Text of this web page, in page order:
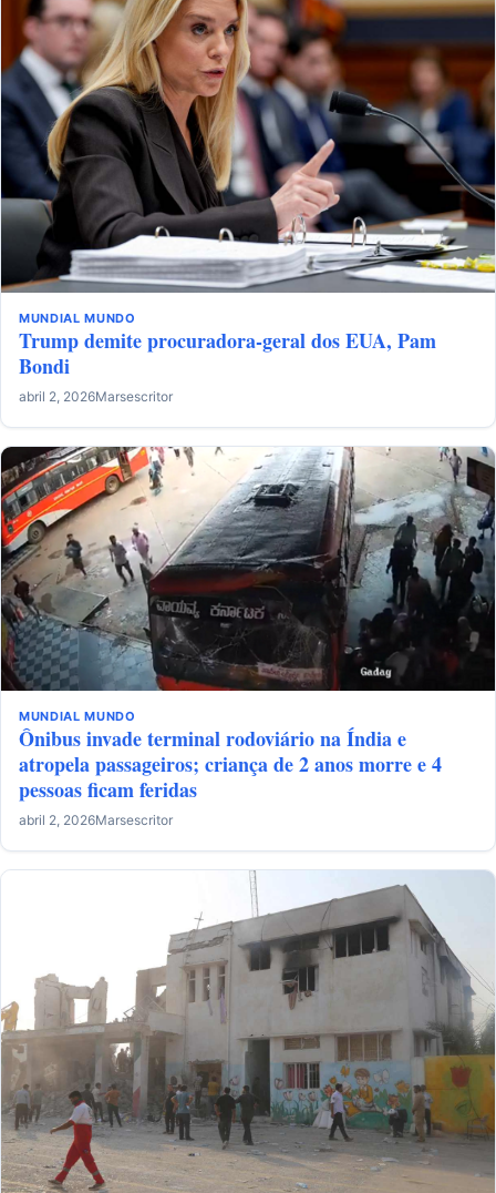
MUNDIAL MUNDO
Trump demite procuradora-geral dos EUA, Pam
Bondi
abril 2, 2026Marsescritor
MUNDIAL MUNDO
Ônibus invade terminal rodoviário na Índia e
atropela passageiros; criança de 2 anos morre e 4
pessoas ficam feridas
abril 2, 2026Marsescritor